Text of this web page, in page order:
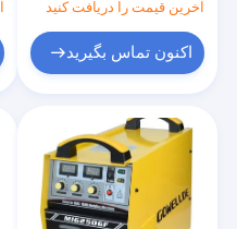
محصولات
فیلم های
آخرین قیمت را دریافت کنید
اکنون تماس بگیرید